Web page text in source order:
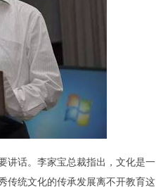
话。李家宝总裁指出，文化是一
传统文化的传承发展离不开教育这